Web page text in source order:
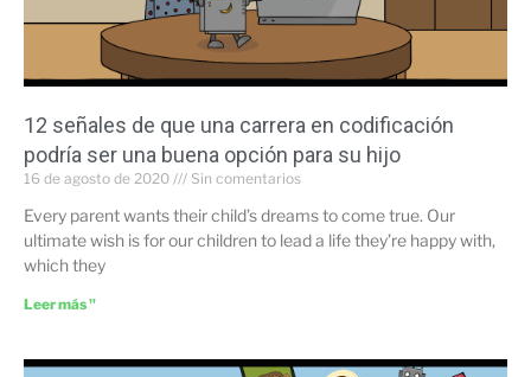
12 señales de que una carrera en codificación
podría ser una buena opción para su hijo
16 de agosto de 2020 Sin comentarios
Every parent wants their child’s dreams to come true. Our
ultimate wish is for our children to lead a life they’re happy with,
which they
Leer más "